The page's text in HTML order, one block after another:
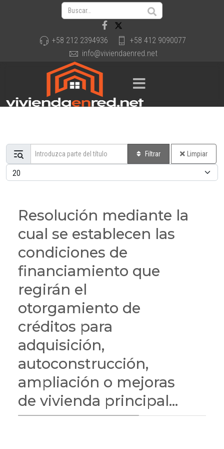
+58 212 2394936
+58 412 9090077
info@viviendaenred.net
Introduzca parte del título Filtrar Limpiar
Cantidad a mostrar
Resolución mediante la
cual se establecen las
condiciones de
financiamiento que
regirán el
otorgamiento de
créditos para
adquisición,
autoconstrucción,
ampliación o mejoras
de vivienda principal...